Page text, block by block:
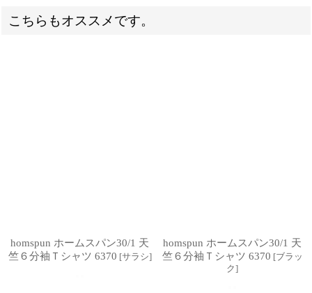
こちらもオススメです。
homspun ホームスパン30/1 天
竺６分袖Ｔシャツ 6370 [サラシ]
homspun ホームスパン30/1 天
竺６分袖Ｔシャツ 6370 [ブラッ
ク]